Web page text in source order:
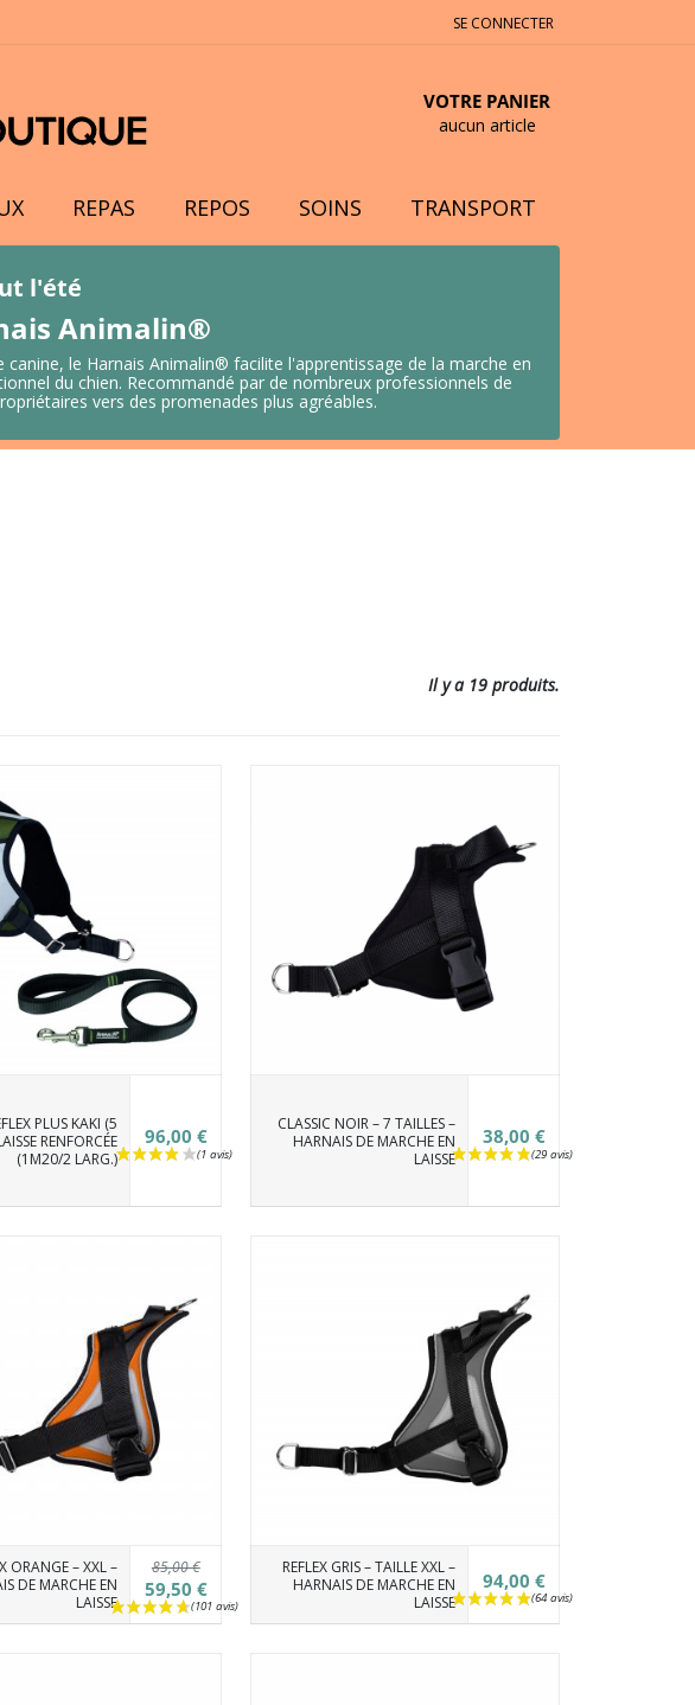
SE CONNECTER
VOTRE PANIER
aucun article
REPAS REPOS SOINS TRANSPORT
l'été
Animalin®
le Harnais Animalin® facilite l'apprentissage de la marche en
du chien. Recommandé par de nombreux professionnels de
vers des promenades plus agréables.
Il y a 19 produits.
PLUS KAKI (5
RENFORCÉE
(1M20/2 LARG.)
96,00 €
CLASSIC NOIR – 7 TAILLES –
HARNAIS DE MARCHE EN
LAISSE
38,00 €
ORANGE – XXL –
DE MARCHE EN
LAISSE
59,50 €
85,00 €
REFLEX GRIS – TAILLE XXL –
HARNAIS DE MARCHE EN
LAISSE
94,00 €